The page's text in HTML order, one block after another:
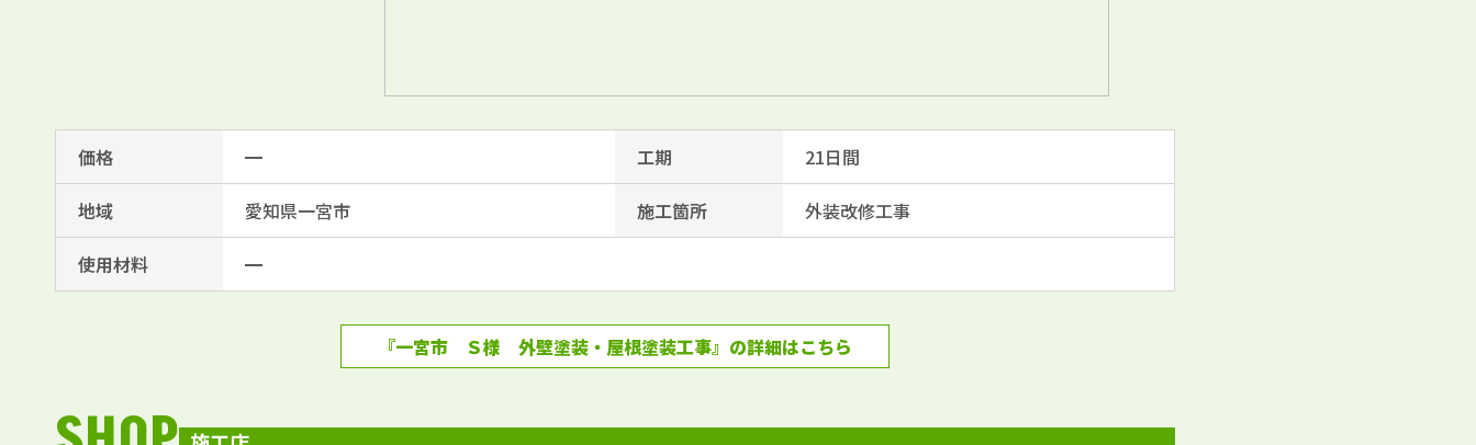
価格 ━ 工期 21日間
地域 愛知県一宮市 施工箇所 外装改修工事
使用材料 ━
『一宮市 Ｓ様 外壁塗装・屋根塗装工事』の詳細はこちら